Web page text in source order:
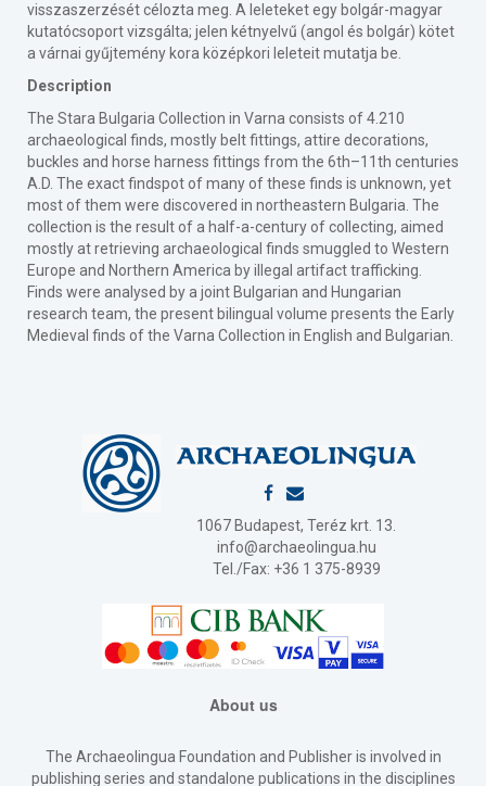
visszaszerzését célozta meg. A leleteket egy bolgár-magyar
kutatócsoport vizsgálta; jelen kétnyelvű (angol és bolgár) kötet
a várnai gyűjtemény kora középkori leleteit mutatja be.
Description
The Stara Bulgaria Collection in Varna consists of 4.210
archaeological finds, mostly belt fittings, attire decorations,
buckles and horse harness fittings from the 6th–11th centuries
A.D. The exact findspot of many of these finds is unknown, yet
most of them were discovered in northeastern Bulgaria. The
collection is the result of a half-a-century of collecting, aimed
mostly at retrieving archaeological finds smuggled to Western
Europe and Northern America by illegal artifact trafficking.
Finds were analysed by a joint Bulgarian and Hungarian
research team, the present bilingual volume presents the Early
Medieval finds of the Varna Collection in English and Bulgarian.
1067 Budapest, Teréz krt. 13.
info@archaeolingua.hu
Tel./Fax: +36 1 375-8939
About us
The Archaeolingua Foundation and Publisher is involved in
publishing series and standalone publications in the disciplines